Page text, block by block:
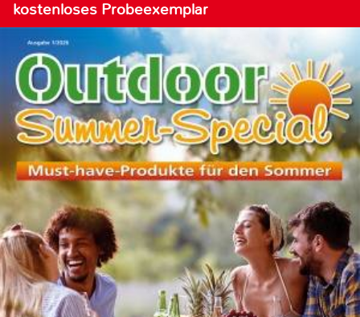
kostenloses Probeexemplar